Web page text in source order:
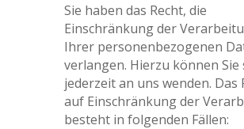
Sie haben das Recht, die
Einschränkung der
Ihrer personenbezogenen
verlangen. Hierzu können Sie
jederzeit an uns wenden. Das
auf Einschränkung der
besteht in folgenden Fällen: